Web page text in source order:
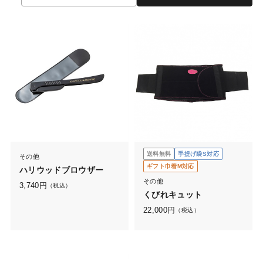
その他
ハリウッドブロウザー
3,740 円 （税込）
送料無料
手提げ袋S対応
ギフト巾着M対応
その他
くびれキュット
22,000円 （税込）